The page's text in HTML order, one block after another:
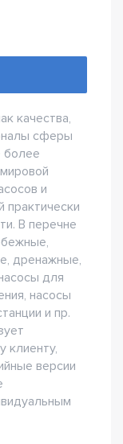
качества,
сферы
более
и
В перечне
дренажные,
для
насосы
и пр.
клиенту,
версии